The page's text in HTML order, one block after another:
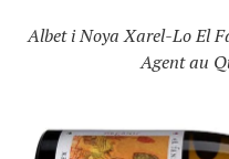
Albet i Noya Xarel-Lo El
Agent au